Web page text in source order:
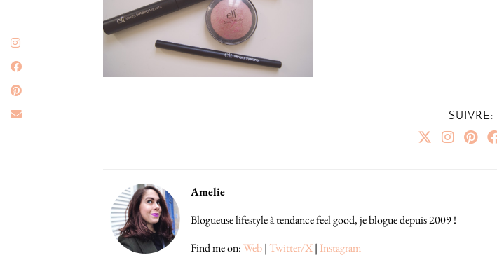
SUIVRE:
Amelie
Blogueuse lifestyle à tendance feel good, je blogue depuis 2009 !
Find me on:Web|Twitter/X| Instagram